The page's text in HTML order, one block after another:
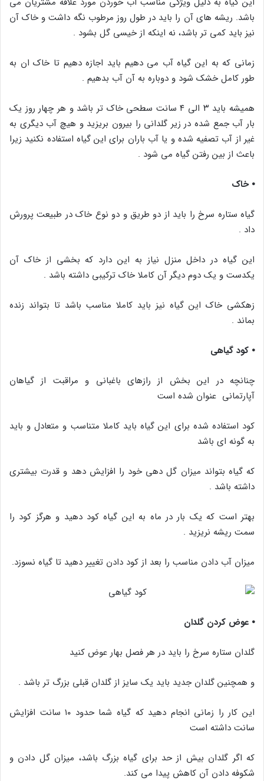
باشد. ریشه های آن را باید در طول روز مرطوب نگه داشت و خاک آن
نیز باید کمی تر باشد، نه اینکه از خیسی گل بشود .
زمانی که به این گیاه آب می دهیم باید اجازه دهیم تا خاک ان به
طور کامل خشک شود و دوباره به آن آب بدهیم .
همیشه باید ۳ الی ۴ سانت سطحی خاک تر باشد و هر چهار روز یک
بار آب جمع شده در زیر گلدانی را بیرون بریزید و هیچ آب دیگری به
غیر از آب تصفیه شده و یا آب باران برای این گیاه استفاده نکنید زیرا
باعث از بین رفتن گیاه می شود .
⦁ خاک
گیاه ستاره سرخ را باید از دو طریق و دو نوع خاک در طبیعت پرورش
داد .
این گیاه در داخل منزل نیاز به این دارد که بخشی از خاک آن
یکدست و یک دوم دیگر آن کاملا خاک ترکیبی داشته باشد .
زهکشی خاک این گیاه نیز باید کاملا مناسب باشد تا بتواند زنده
بماند .
⦁ کود گیاهی
چنانچه در این بخش از رازهای باغبانی و مراقبت از گیاهان
آپارتمانی عنوان شده است
کود استفاده شده برای این گیاه باید کاملا متناسب و متعادل و باید
به گونه ای باشد
که گیاه بتواند میزان گل دهی خود را افزایش دهد و قدرت بیشتری
داشته باشد .
بهتر است که یک بار در ماه به این گیاه کود دهید و هرگز کود را
سمت ریشه نریزید .
میزان آب دادن مناسب را بعد از کود دادن تغییر دهید تا گیاه نسوزد.
⦁ عوض کردن گلدان
گلدان ستاره سرخ را باید در هر فصل بهار عوض کنید
و همچنین گلدان جدید باید یک سایز از گلدان قبلی بزرگ تر باشد .
این کار را زمانی انجام دهید که گیاه شما حدود ۱۰ سانت افزایش
سانت داشته است
که اگر گلدان بیش از حد برای گیاه بزرگ باشد، میزان گل دادن و
شکوفه دادن آن کاهش پیدا می کند.